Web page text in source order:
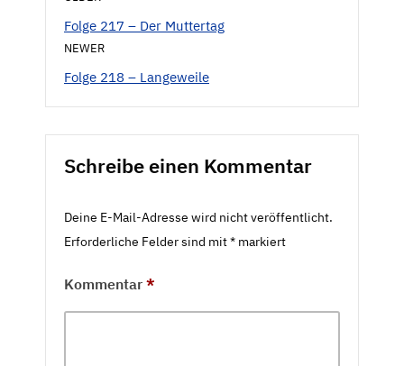
Folge 217 – Der Muttertag
NEWER
Folge 218 – Langeweile
Schreibe einen Kommentar
Deine E-Mail-Adresse wird nicht veröffentlicht.
Erforderliche Felder sind mit* markiert
Kommentar *